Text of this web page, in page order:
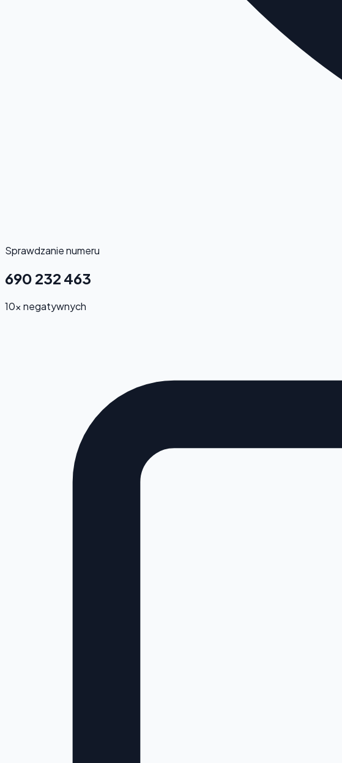
Sprawdzanie numeru
690 232 463
10x negatywnych